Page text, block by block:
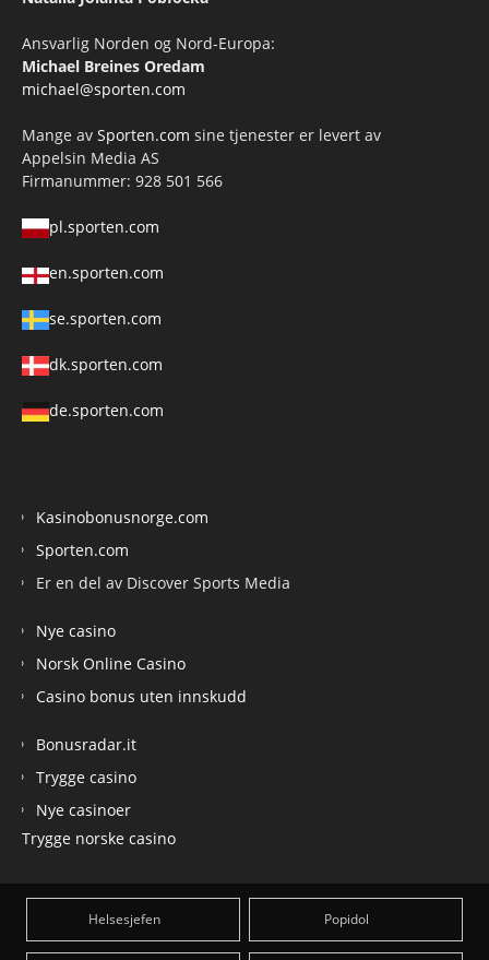
Ansvarlig Norden og Nord-Europa:
Michael Breines Oredam
michael@sporten.com
Mange av Sporten.com sine tjenester er levert av
Appelsin Media AS
Firmanummer: 928 501 566
pl.sporten.com
en.sporten.com
se.sporten.com
dk.sporten.com
de.sporten.com
Kasinobonusnorge.com
Sporten.com
Er en del av Discover Sports Media
Nye casino
Norsk Online Casino
Casino bonus uten innskudd
Bonusradar.it
Trygge casino
Nye casinoer
Trygge norske casino
Helsesjefen Popidol